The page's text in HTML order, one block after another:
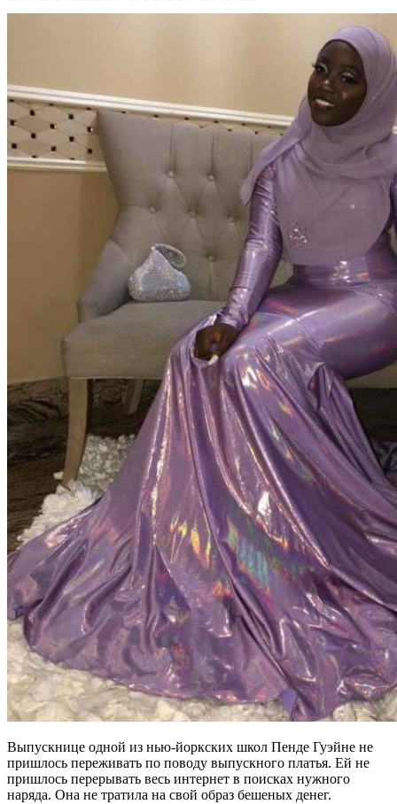
Выпускнице одной из нью-йоркских школ Пенде Гуэйне не
пришлось переживать по поводу выпускного платья. Ей не
пришлось перерывать весь интернет в поисках нужного
наряда. Она не тратила на свой образ бешеных денег.